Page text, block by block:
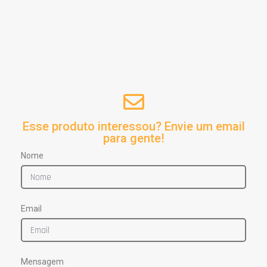
Esse produto interessou? Envie um email
para gente!
Nome
Email
Mensagem